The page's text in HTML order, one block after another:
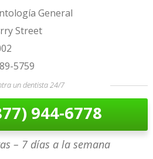
General
Street
5759
un dentista 24/7
944-6778
– 7 días a la semana